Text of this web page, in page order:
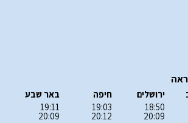
ירושלים
18:50
20:09
חיפה
19:03
20:12
באר שבע
19:11
20:09